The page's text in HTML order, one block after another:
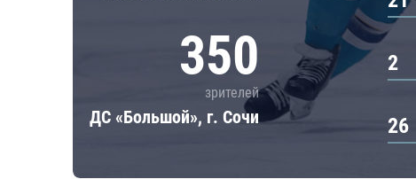
350
зрителей
ДС «Большой», г. Сочи
2
26